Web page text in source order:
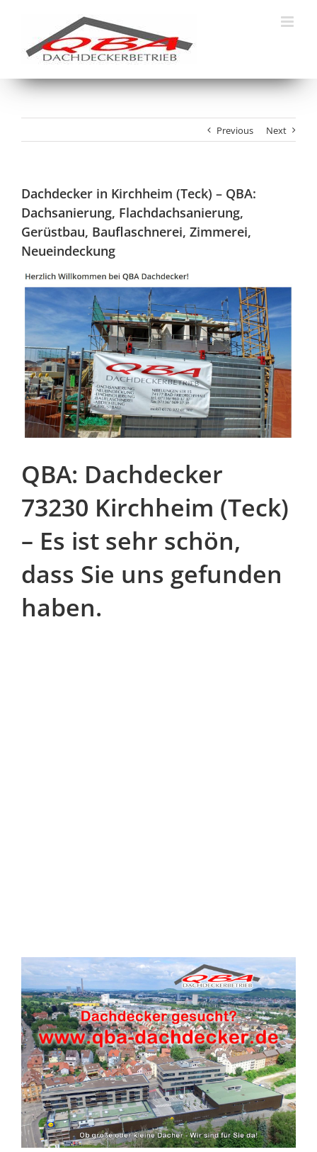
Previous Next
Dachdecker in Kirchheim (Teck) – QBA:
Dachsanierung, Flachdachsanierung,
Gerüstbau, Bauflaschnerei, Zimmerei,
Neueindeckung
QBA: Dachdecker
73230 Kirchheim (Teck)
– Es ist sehr schön,
dass Sie uns gefunden
haben.